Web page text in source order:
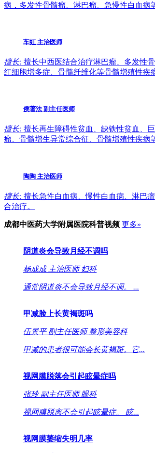
病，多发性骨髓瘤、淋巴瘤、急慢性白血病
车虹 主治医师
擅长: 擅长中西医结合治疗淋巴瘤、多发性
红细胞增多症、骨髓纤维化等骨髓增殖性疾
侯著法副主任医师
擅长: 擅长再生障碍性贫血、缺铁性贫血、
瘤、骨髓增生异常综合征、骨髓增殖性疾病
陶陶 主治医师
擅长: 擅长急性白血病、慢性白血病、淋巴
合治疗。
成都中医药大学附属医院科普视频 更多»
阴道炎会导致月经不调吗
杨成成 主治医师 妇科
通常阴道炎不会导致月经不调。 ...
甲减脸上长黄褐斑吗
伍景平 副主任医师 整形美容科
甲减的患者很可能会长黄褐斑。它...
视网膜脱落会引起眩晕症吗
张玲 副主任医师 眼科
视网膜脱离不会引起眩晕症。 眩...
视网膜萎缩失明几率